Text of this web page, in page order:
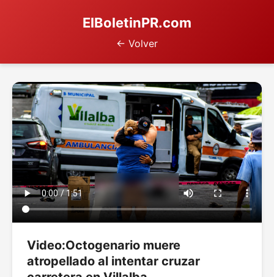
ElBoletinPR.com
← Volver
Video:Octogenario muere
atropellado al intentar cruzar